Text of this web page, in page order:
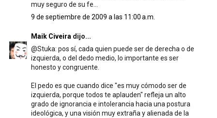
muy seguro de su fe...
9 de septiembre de 2009 a las 11:00 a.m.
Maik Civeira dijo...
@Stuka: pos sí, cada quien puede ser de derecha o de
izquierda, o del dedo medio, lo importante es ser
honesto y congruente.
El pedo es que cuando dice "es muy cómodo ser de
izquierda, porque todos te aplauden" refleja un alto
grado de ignorancia e intolerancia hacia una postura
ideológica, y una visión muy extraña y alienada de la